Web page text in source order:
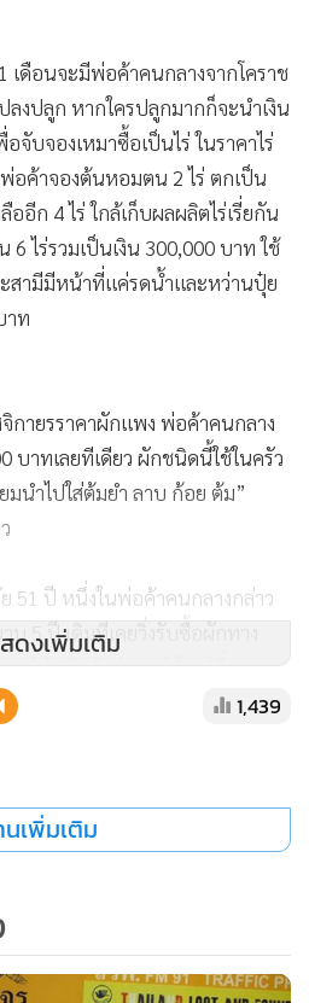
เดือนจะมีพ่อค้าคนกลางจากโคราช
งปลูก หากใครปลูกมากก็จะนำเงิน
จับจองเหมาซื้อเป็นไร่ ในราคาไร่
อค้าจองต้นหอมตน 2 ไร่ ตกเป็น
อีก 4 ไร่ ใกล้เก็บผลผลิตไร่เรี่ยกัน
6 ไร่รวมเป็นเงิน 300,000 บาท ใช้
สามีมีหน้าที่แค่รดน้ำและหว่านปุ๋ย
าท
กายรราคาผักแพง พ่อค้าคนกลาง
บาทเลยทีเดียว ผักชนิดนี้ใช้ในครัว
นำไปใส่ต้มยำ ลาบ ก้อย ต้ม”
51 ปี หนึ่งในพ่อค้าคนกลางกล่าว
5 ปี เดิมทีเคยวิ่งรับซื้อผักทาง
หล่งรับซื้อค้าส่งแหล่งใหญ่ที่ตลาดสุร
และตลาดสี่มุมเมือง อ.ลำลูกกา
วิ่งมารับซื้อต้นหอมถึงสวนในพื้นที่
ำเงินครึ่งหนึ่งช่วงที่ผลผลิตปลูกได้
ไร่ โดยจะว่าจ้างแรงงานใน
วโมง มาถอนต้นหอมมัดละ 10
ได้ต่อคันจำนวน 4 ตัน
ดงเพิ่มเติม
1,439
นเพิ่มเติม